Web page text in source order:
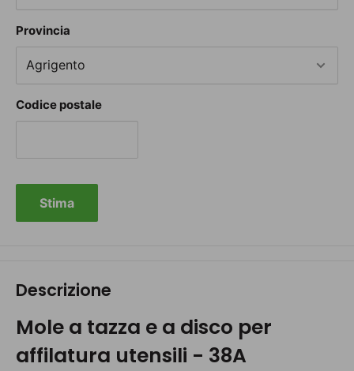
Provincia
Codice postale
Stima
Descrizione
Mole a tazza e a disco per
affilatura utensili - 38A